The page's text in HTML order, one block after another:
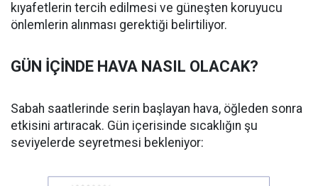
kıyafetlerin tercih edilmesi ve güneşten koruyucu
önlemlerin alınması gerektiği belirtiliyor.
GÜN İÇİNDE HAVA NASIL OLACAK?
Sabah saatlerinde serin başlayan hava, öğleden sonra
etkisini artıracak. Gün içerisinde sıcaklığın şu
seviyelerde seyretmesi bekleniyor: